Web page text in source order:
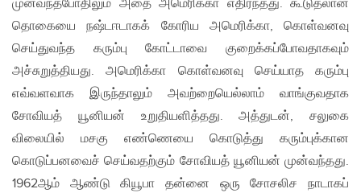
முன்வந்தபோதிலும் அதை அமெரிக்கா எதிர்ந்தது. கூடுதலான
தொகையை நஷ்டஈடாகக் கோரிய அமெரிக்கா, கொள்வனவு
செய்துவந்த கரும்பு கோட்டாவை குறைக்கப்போவதாகவும்
அச்சுறுத்தியது. அமெரிக்கா கொள்வனவு செய்யாத கரும்பு
எவ்வளவாக இருந்தாலும் அவற்றையெல்லாம் வாங்குவதாக
சோவியத் யூனியன் உறுதியளித்தது. அத்துடன், சலுகை
விலையில் மசகு எண்ணெயை கொடுத்து கரும்புக்கான
கொடுப்பனவைச் செய்வதற்கும் சோவியத் யூனியன் முன்வந்தது.
1962ஆம் ஆண்டு கியூபா தன்னை ஒரு சோசலிச நாடாகப்